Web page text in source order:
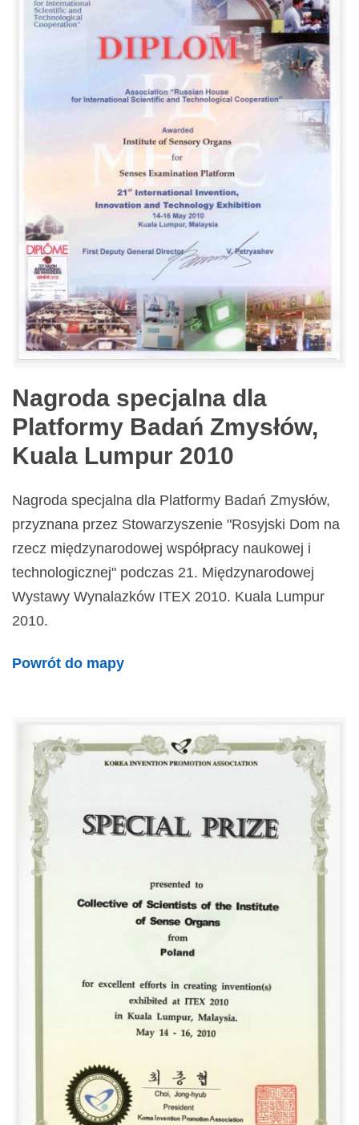
Nagroda specjalna dla
Platformy Badań Zmysłów,
Kuala Lumpur 2010
Nagroda specjalna dla Platformy Badań Zmysłów,
przyznana przez Stowarzyszenie "Rosyjski Dom na
rzecz międzynarodowej współpracy naukowej i
technologicznej" podczas 21. Międzynarodowej
Wystawy Wynalazków ITEX 2010. Kuala Lumpur
2010.
Powrót do mapy